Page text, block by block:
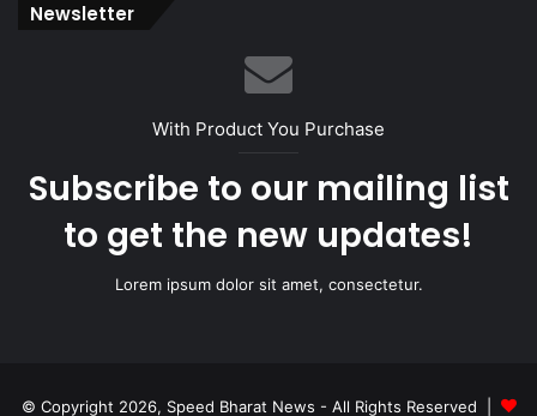
Newsletter
With Product You Purchase
Subscribe to our mailing list
to get the new updates!
Lorem ipsum dolor sit amet, consectetur.
© Copyright 2026, Speed Bharat News - All Rights Reserved |